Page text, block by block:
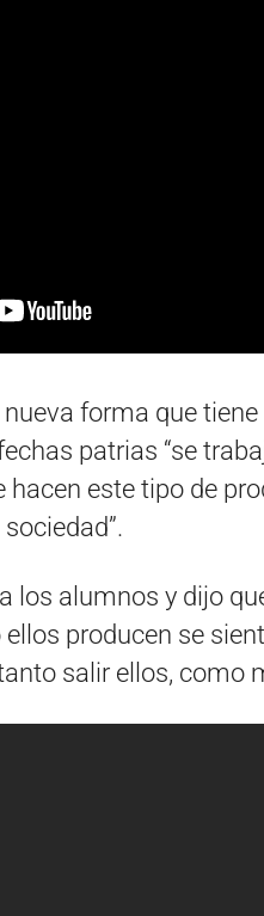
forma que tiene
patrias “se
hacen este tipo de
los alumnos y dijo
ellos producen se
salir ellos, como